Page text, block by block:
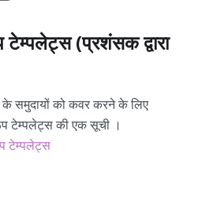
टेम्पलेट्स (प्रशंसक द्वारा
के समुदायों को कवर करने के लिए
टेम्पलेट्स की एक सूची ।
टेम्पलेट्स